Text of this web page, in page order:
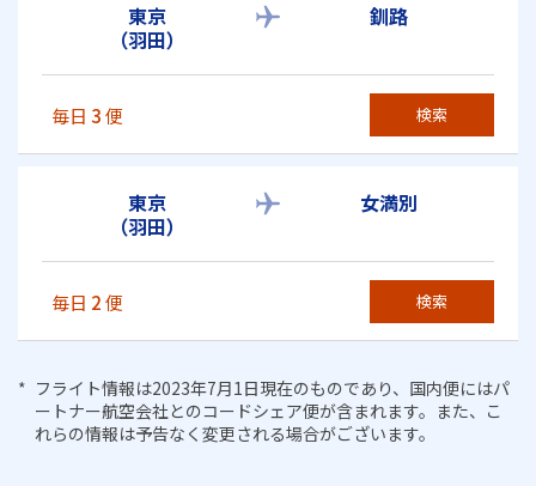
東京
（羽田）
釧路
毎日 3便 検索
東京
（羽田）
女満別
毎日 2便 検索
フライト情報は2023年7月1日現在のものであり、国内便にはパ
ートナー航空会社とのコードシェア便が含まれます。また、こ
れらの情報は予告なく変更される場合がございます。